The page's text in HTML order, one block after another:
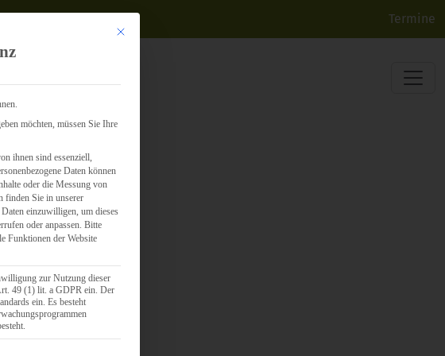
Termine
Mit diesem Button wird der Dialog geschlossen. Seine Funktionalität ist identisch mit
möchten, müssen Sie Ihre
ihnen sind essenziell,
Daten können
oder die Messung von
finden Sie in unserer
einzuwilligen, um dieses
oder anpassen. Bitte
Funktionen der Website
zur Nutzung dieser
49 (1) lit. a GDPR ein. Der
ein. Es besteht